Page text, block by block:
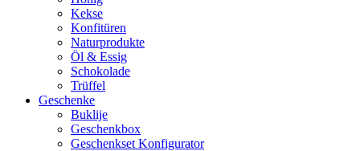
Kekse
Konfitüren
Naturprodukte
Öl & Essig
Schokolade
Trüffel
Geschenke
Buklije
Geschenkbox
Geschenkset Konfigurator